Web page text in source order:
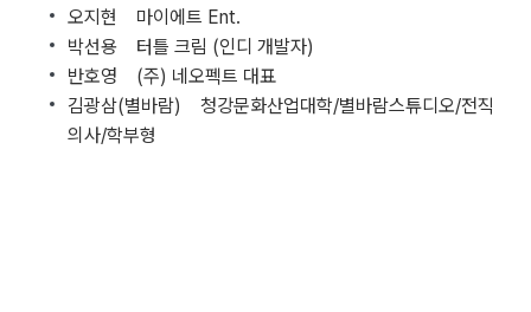
오지현 마이에트 Ent.
박선용 터틀 크림 (인디 개발자)
반호영 (주) 네오펙트 대표
김광삼(별바람) 청강문화산업대학/별바람스튜디오/전직
의사/학부형